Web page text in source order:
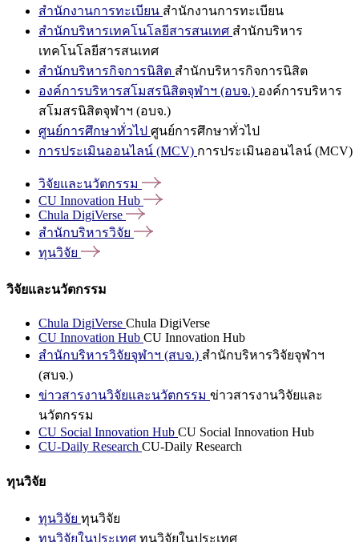
สำนักงานการทะเบียน สำนักงานการทะเบียน
สำนักบริหารเทคโนโลยีสารสนเทศ สำนักบริหาร
เทคโนโลยีสารสนเทศ
สำนักบริหารกิจการนิสิต สำนักบริหารกิจการนิสิต
องค์การบริหารสโมสรนิสิตจุฬาฯ (อบจ.) องค์การบริหาร
สโมสรนิสิตจุฬาฯ (อบจ.)
ศูนย์การศึกษาทั่วไป ศูนย์การศึกษาทั่วไป
การประเมินออนไลน์ (MCV) การประเมินออนไลน์ (MCV)
วิจัยและนวัตกรรม
CU Innovation Hub
Chula DigiVerse
สำนักบริหารวิจัย
ทุนวิจัย
วิจัยและนวัตกรรม
Chula DigiVerse Chula DigiVerse
CU Innovation Hub CU Innovation Hub
สำนักบริหารวิจัยจุฬาฯ (สบจ.) สำนักบริหารวิจัยจุฬาฯ
(สบจ.)
ข่าวสารงานวิจัยและนวัตกรรม ข่าวสารงานวิจัยและ
นวัตกรรม
CU Social Innovation Hub CU Social Innovation Hub
CU-Daily Research CU-Daily Research
ทุนวิจัย
ทุนวิจัย ทุนวิจัย
ทุนวิจัยในประเทศ ทุนวิจัยในประเทศ